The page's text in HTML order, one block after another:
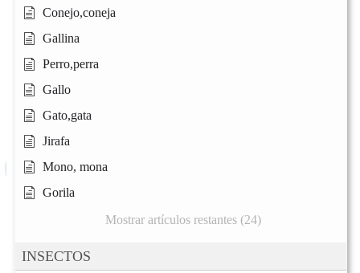
Conejo,coneja
Gallina
Perro,perra
Gallo
Gato,gata
Jirafa
Mono, mona
Gorila
Mostrar artículos restantes (24)
INSECTOS